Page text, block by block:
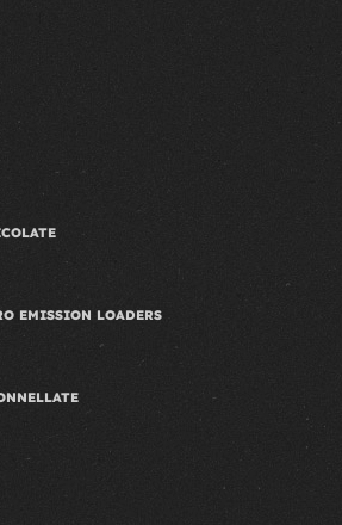
EMISSION LOADERS